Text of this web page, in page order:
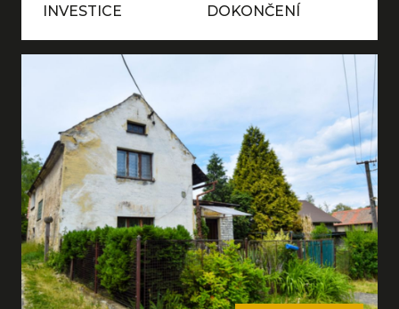
INVESTICE DOKONČENÍ